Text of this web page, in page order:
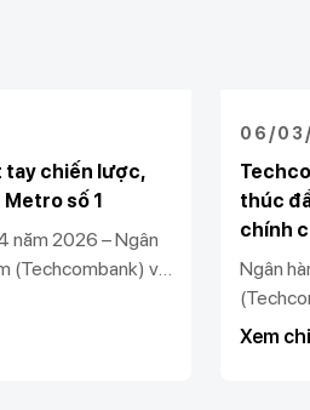
tay chiến lược,
số 1
năm 2026 – Ngân
(Techcombank) và
chiến lược, mở
chính số vào giao
06/
thúc
chính
Ngân
Sở
Nai,
Xem